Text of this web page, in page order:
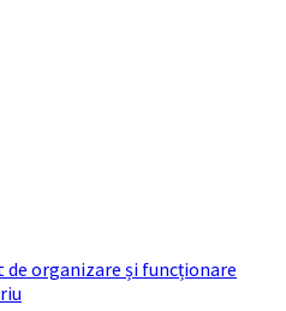
de organizare și funcționare